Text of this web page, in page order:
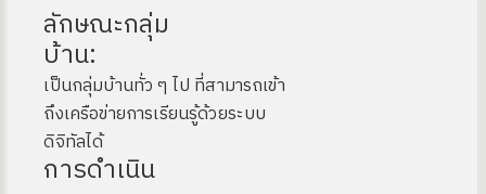
ลักษณะกลุ่ม
บ้าน:
เป็นกลุ่มบ้านทั่ว ๆ ไป ที่สามารถเข้า
ถึงเครือข่ายการเรียนรู้ด้วยระบบ
ดิจิทัลได้
การดำเนิน